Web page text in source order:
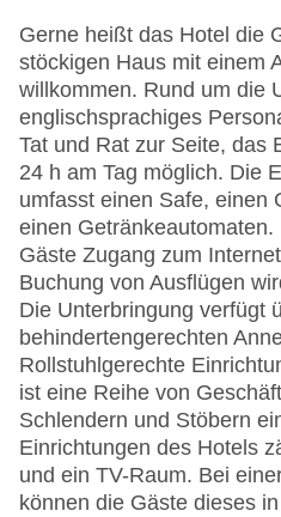
Gerne heißt das Hotel die
stöckigen Haus mit einem
willkommen. Rund um die
englischsprachiges
Tat und Rat zur Seite, das
24 h am Tag möglich. Die
umfasst einen Safe, einen
einen
Gäste Zugang zum
Buchung von Ausflügen
Die Unterbringung verfügt
behindertengerechten
Rollstuhlgerechte
ist eine Reihe von
Schlendern und Stöbern
Einrichtungen des Hotels
und ein TV-Raum. Bei
können die Gäste dieses